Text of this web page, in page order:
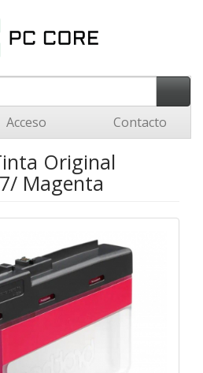
Acceso Contacto
Original
Magenta